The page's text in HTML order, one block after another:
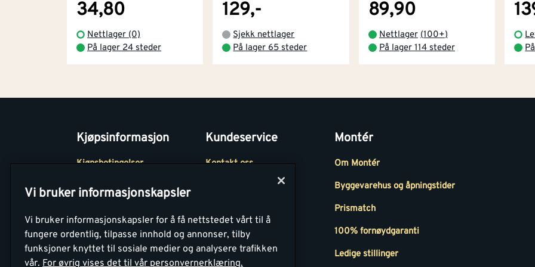
34,80
Nettlager (0)
På lager 24 steder
129,-
Sjekk nettlager
På lager 65 steder
89,90
Nettlager (100+)
På lager 114 steder
Kjøpsinformasjon
Kjøpsbetingelser
Betaling
Retur- og
angrerettsskjema
Kundeservice
Kontakt oss
Medlemsavtaler
Montér Bedrift
Montér
Om Montér
Byggevarehus og åpningstider
Prismatch
100% fornøydgaranti
Ledige stillinger
Vi bruker informasjonskapsler
Vi bruker informasjonskapsler for å få nettstedet vårt til å
fungere ordentlig, tilpasse innhold og annonser, tilby
funksjoner knyttet til sosiale medier og analysere trafikken
vår. For øvrig vises det til vår personvernerklæring.